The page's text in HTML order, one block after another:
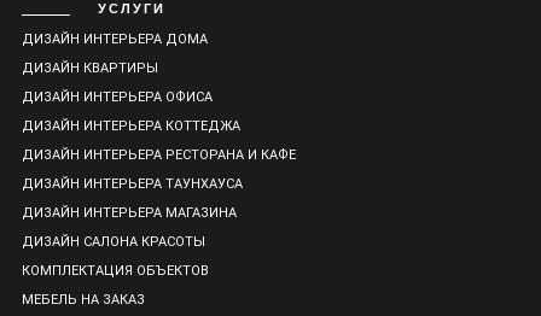
УСЛУГИ
ДИЗАЙН ИНТЕРЬЕРА ДОМА
ДИЗАЙН КВАРТИРЫ
ДИЗАЙН ИНТЕРЬЕРА ОФИСА
ДИЗАЙН ИНТЕРЬЕРА КОТТЕДЖА
ДИЗАЙН ИНТЕРЬЕРА РЕСТОРАНА И КАФЕ
ДИЗАЙН ИНТЕРЬЕРА ТАУНХАУСА
ДИЗАЙН ИНТЕРЬЕРА МАГАЗИНА
ДИЗАЙН САЛОНА КРАСОТЫ
КОМПЛЕКТАЦИЯ ОБЪЕКТОВ
МЕБЕЛЬ НА ЗАКАЗ